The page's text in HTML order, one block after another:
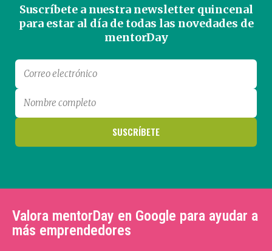
Suscríbete a nuestra newsletter quincenal
para estar al día de todas las novedades de
mentorDay
Valora mentorDay en Google para ayudar a
más emprendedores